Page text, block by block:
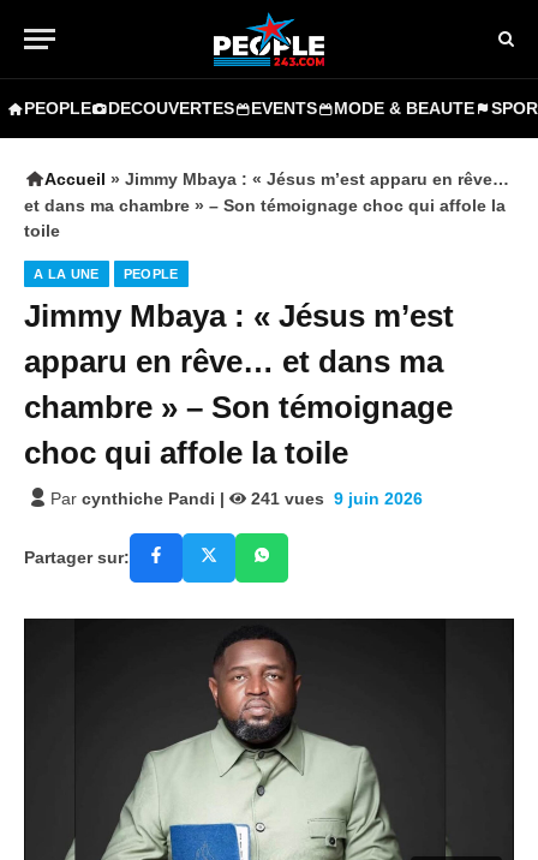
PEOPLE DECOUVERTES EVENTS MODE & BEAUTE
Accueil » Jimmy Mbaya : « Jésus m’est apparu en rêve…
et dans ma chambre » – Son témoignage choc qui affole la
toile
A LA UNE PEOPLE
Jimmy Mbaya : « Jésus m’est
apparu en rêve… et dans ma
chambre » – Son témoignage
choc qui affole la toile
Par cynthiche Pandi | 241 vues 9 juin 2026
Partager sur: